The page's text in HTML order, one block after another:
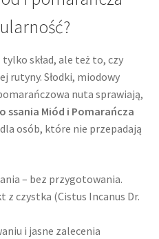
skład, ale też to, czy
rutyny. Słodki, miodowy
nuta sprawiają,
ssania Miód i Pomarańcza
osób, które nie przepadają
– bez przygotowania.
z czystka (Cistus Incanus Dr.
i jasne zalecenia